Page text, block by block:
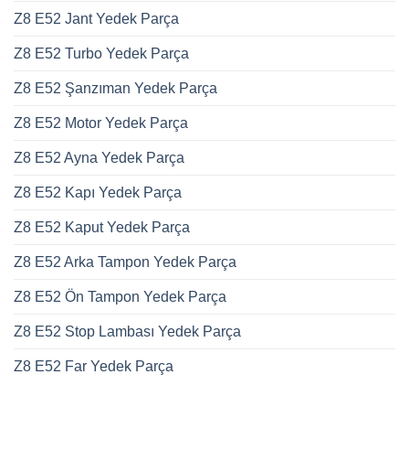
Z8 E52 Jant Yedek Parça
Z8 E52 Turbo Yedek Parça
Z8 E52 Şanzıman Yedek Parça
Z8 E52 Motor Yedek Parça
Z8 E52 Ayna Yedek Parça
Z8 E52 Kapı Yedek Parça
Z8 E52 Kaput Yedek Parça
Z8 E52 Arka Tampon Yedek Parça
Z8 E52 Ön Tampon Yedek Parça
Z8 E52 Stop Lambası Yedek Parça
Z8 E52 Far Yedek Parça